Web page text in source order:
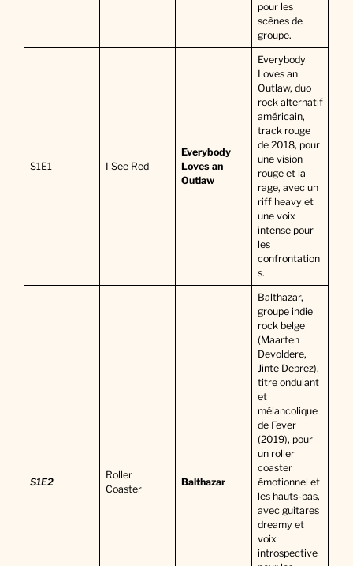
pour les
scènes de
groupe.
S1E1 I See Red
Everybody
Loves an
Outlaw
Everybody
Loves an
Outlaw, duo
rock alternatif
américain,
track rouge
de 2018, pour
une vision
rouge et la
rage, avec un
riff heavy et
une voix
intense pour
les
confrontation
s.
S1E2
Roller
Coaster
Balthazar
Balthazar,
groupe indie
rock belge
(Maarten
Devoldere,
Jinte Deprez),
titre ondulant
et
mélancolique
de Fever
(2019), pour
un roller
coaster
émotionnel et
les hauts-bas,
avec guitares
dreamy et
voix
introspective